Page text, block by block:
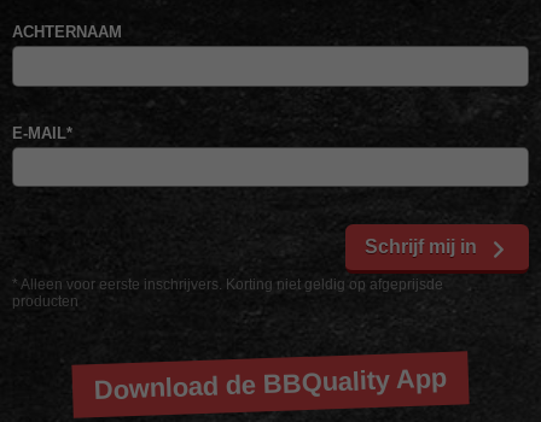
* Alleen voor eerste inschrijvers. Korting niet geldig op afgeprijsde
producten
ACHTERNAAM
E-MAIL*
Schrijf mij in
Download de BBQuality App